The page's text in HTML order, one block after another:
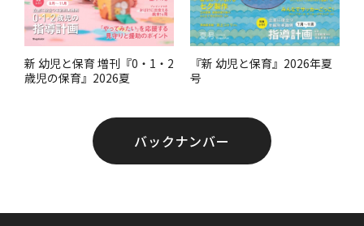
新 幼児と保育 増刊『0・1・2
歳児の保育』2026夏
『新 幼児と保育』2026年夏
号
バックナンバー